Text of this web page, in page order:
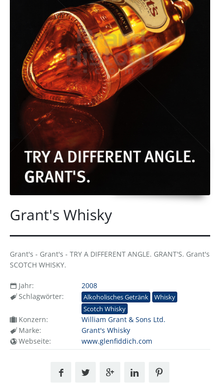
Grant's Whisky
Grant's - Grant's - TRY A DIFFERENT ANGLE. GRANT'S. Grant's
SCOTCH WHISKY.
Jahr:
2008
Schlagwörter:
Alkoholisches Getränk
Whisky
Scotch Whisky
Konzern:
William Grant & Sons Ltd.
Marke:
Grant's Whisky
Webseite:
www.glenfiddich.com